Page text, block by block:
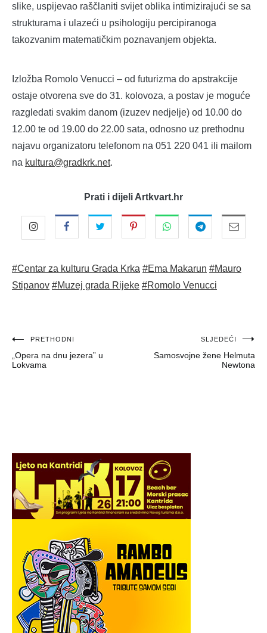
slike, uspijevao raščlaniti svijet oblika intimizirajući se sa
strukturama i ulazeći u psihologiju percipiranoga
takozvanim matematičkim poznavanjem objekta.
Izložba Romolo Venucci – od futurizma do apstrakcije
ostaje otvorena sve do 31. kolovoza, a postav je moguće
razgledati svakim danom (izuzev nedjelje) od 10.00 do
12.00 te od 19.00 do 22.00 sata, odnosno uz prethodnu
najavu organizatoru telefonom na 051 220 041 ili mailom
na kultura@gradkrk.net.
Prati i dijeli Artkvart.hr
#Centar za kulturu Grada Krka #Ema Makarun #Mauro
Stipanov #Muzej grada Rijeke #Romolo Venucci
Navigacija
objava
PRETHODNI
„Opera na dnu jezera” u
Lokvama
SLJEDEĆI
Samosvojne žene Helmuta
Newtona